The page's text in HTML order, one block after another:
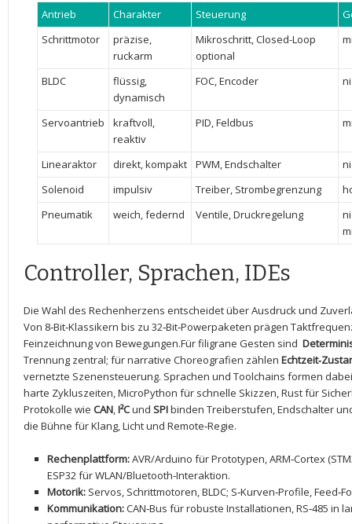
Antrieb Charakter Steuerung
Schrittmotor
präzise,
ruckarm
Mikroschritt, Closed-Loop ​
optional
BLDC
flüssig,
dynamisch
FOC, Encoder
Servoantrieb
kraftvoll,
reaktiv
PID, Feldbus
Linearaktor direkt, kompakt PWM, Endschalter
Solenoid
impulsiv Treiber, Strombegrenzung
Pneumatik
weich, federnd Ventile, Druckregelung
Controller, Sprachen, IDEs
Die⁣ Wahl des Rechenherzens‍ entscheidet über Ausdruck und
Von 8‑Bit‑Klassikern bis‍ zu 32‑Bit‑Powerpaketen prägen
Feinzeichnung von Bewegungen.Für filigrane Gesten⁣ sind ​
Trennung zentral; für narrative Choreografien zählen
⁣vernetzte Szenensteuerung. Sprachen und Toolchains formen
harte Zykluszeiten, MicroPython ‌für ​schnelle Skizzen, Rust für
Protokolle wie CAN,I²Cund SPIbinden Treiberstufen, Endschalter
⁤die Bühne für Klang, Licht und Remote‑Regie.
Rechenplattform:AVR/Arduino für​ Prototypen, ARM‑Cortex
ESP32 für WLAN/Bluetooth‑Interaktion.
Motorik: Servos, Schrittmotoren, BLDC; ⁢S‑Kurven‑Profile,
Kommunikation:CAN‑Bus für robuste Installationen, RS‑485 in